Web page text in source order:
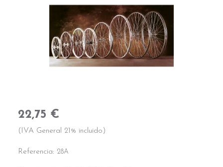
22,75 €
(IVA General 21% incluido)
Referencia: 28A